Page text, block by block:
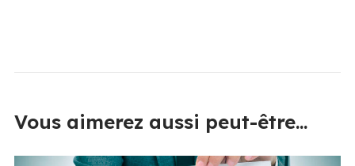
Vous aimerez aussi peut-être...